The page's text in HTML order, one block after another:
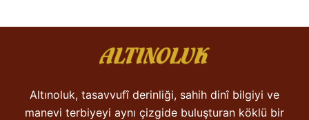
Altınoluk, tasavvufî derinliği, sahih dinî bilgiyi ve
manevi terbiyeyi aynı çizgide buluşturan köklü bir